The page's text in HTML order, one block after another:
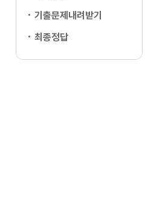
기출문제내려받기
최종정답